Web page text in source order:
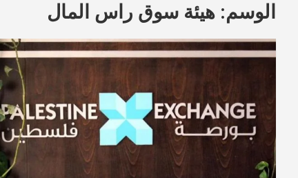
الوسم: هيئة سوق راس المال